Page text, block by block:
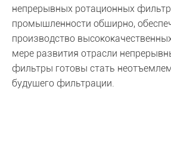
непрерывных ротационных
промышленности обширно,
производство
мере развития отрасли
фильтры готовы стать
будущего фильтрации.